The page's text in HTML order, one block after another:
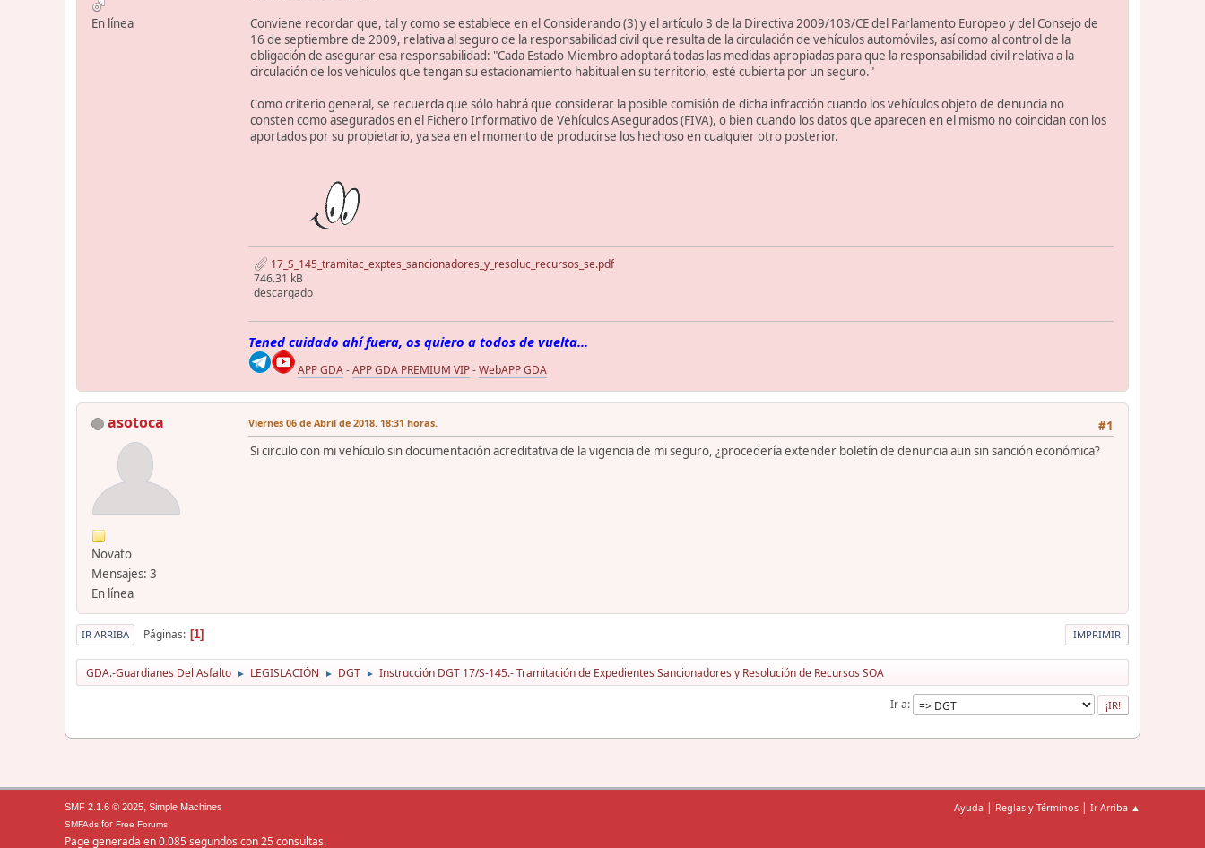
En línea
Conviene recordar que, tal y como se establece en el Considerando (3) y el artículo 3 de la Directiva 2009/103/CE del Parlamento Europeo y del Consejo de
16 de septiembre de 2009, relativa al seguro de la responsabilidad civil que resulta de la circulación de vehículos automóviles, así como al control de la
obligación de asegurar esa responsabilidad: "Cada Estado Miembro adoptará todas las medidas apropiadas para que la responsabilidad civil relativa a la
circulación de los vehículos que tengan su estacionamiento habitual en su territorio, esté cubierta por un seguro."
Como criterio general, se recuerda que sólo habrá que considerar la posible comisión de dicha infracción cuando los vehículos objeto de denuncia no
consten como asegurados en el Fichero Informativo de Vehículos Asegurados (FIVA), o bien cuando los datos que aparecen en el mismo no coincidan con los
aportados por su propietario, ya sea en el momento de producirse los hechoso en cualquier otro posterior.
17_S_145_tramitac_exptes_sancionadores_y_resoluc_recursos_se.pdf
746.31 kB
descargado
Tened cuidado ahí fuera, os quiero a todos de vuelta...
APP GDA-APP GDA PREMIUM VIP-WebAPP GDA
asotoca
Novato
Mensajes: 3
En línea
#1
Viernes 06 de Abril de 2018. 18:31 horas.
Si circulo con mi vehículo sin documentación acreditativa de la vigencia de mi seguro, ¿procedería extender boletín de denuncia aun sin sanción económica?
IMPRIMIR
IR ARRIBA Páginas 1
GDA.-Guardianes Del Asfalto ► LEGISLACIÓN ► DGT ► Instrucción DGT 17/S-145.- Tramitación de Expedientes Sancionadores y Resolución de Recursos SOA
Ir a
Ayuda | Reglas y Términos | Ir Arriba ▲
SMF 2.1.6 © 2025, Simple Machines
SMFAds for Free Forums
Page generada en 0.085 segundos con 25 consultas.